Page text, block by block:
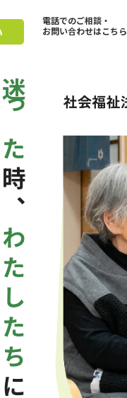
電話でのご相談・
お問い合わせはこちら
迷
っ
た
時
、
わ
た
し
た
ち
に